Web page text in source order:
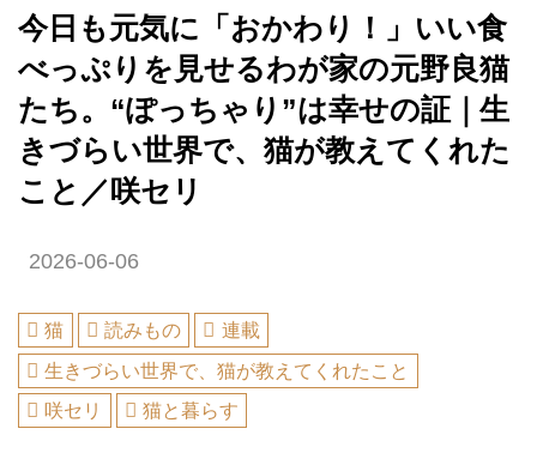
今日も元気に「おかわり！」いい食
べっぷりを見せるわが家の元野良猫
たち。“ぽっちゃり”は幸せの証｜生
きづらい世界で、猫が教えてくれた
こと／咲セリ
2026-06-06
猫 読みもの
連載
生きづらい世界で、猫が教えてくれたこと
咲セリ
猫と暮らす